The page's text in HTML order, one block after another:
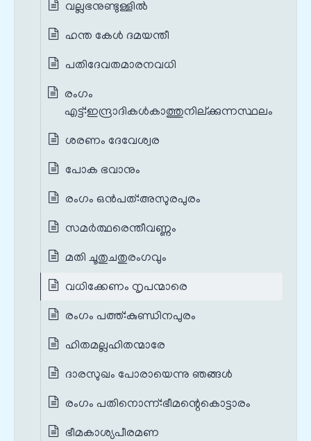
വല്ലഭനുണ്ടുള്ളിൽ
ഹന്ത കേൾ ദമയന്തീ
പതിദേവതമാരനവധി
രംഗം
എട്ട്‌:ഇന്ദ്രാദികൾകാത്തുനില്ക്കുന്നസ്ഥലം
ശരണം ദേവേശ്വര
പോക ഭവാനും
രംഗം ഒൻപത്‌:അസുരപുരം
സമർത്ഥരെന്തീവണ്ണം
മതി ചൂതുചതുരംഗവും
വധിക്കേണം നൃപന്മാരെ
രംഗം പത്ത്‌:കുണ്ഡിനപുരം
ഹിതമല്ലഹിതന്മാരേ
ദാരസുഖം പോരായെന്നു ഞങ്ങൾ
രംഗം പതിനൊന്ന്‌:ഭീമന്റെകൊട്ടാരം
ഭീമകാശ്യപീരമണ